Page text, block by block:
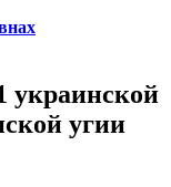
украинской
угии